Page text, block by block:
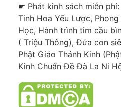
☛ Phát kinh sách miễn
Tinh Hoa Yếu Lược, Phong
Học, Hành trình tìm cầu
( Triệu Thông), Đứa con
Phật Giáo Thánh Kinh
Kinh Chuẩn Đề Đà La Ni